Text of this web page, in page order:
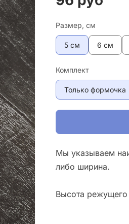
Размер, см
5 см 6 см
Комплект
Только формочка
Мы указываем
либо ширина.
Высота